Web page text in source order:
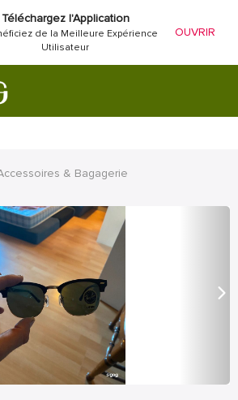
Téléchargez l'Application
de la Meilleure Expérience
Utilisateur
OUVRIR
& Bagagerie